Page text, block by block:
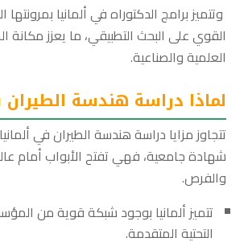
وتتميز برامج الدكتوراه في ألمانيا بمرونتها
القوي على البحث التطبيقي، ما يعزز مكانة
العلمية والصناعية.
لماذا دراسة هندسة الطيران
تتجاوز مزايا دراسة هندسة الطيران في
شهادة جامعية، فهي تفتح الأبواب أمام
والفرص.
تتميز ألمانيا بوجود شبكة قوية من
التحتية المتقدمة.